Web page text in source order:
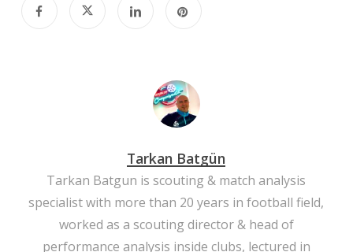
Tarkan Batgün
Tarkan Batgun is scouting & match analysis
specialist with more than 20 years in football field,
worked as a scouting director & head of
performance analysis inside clubs, lectured in